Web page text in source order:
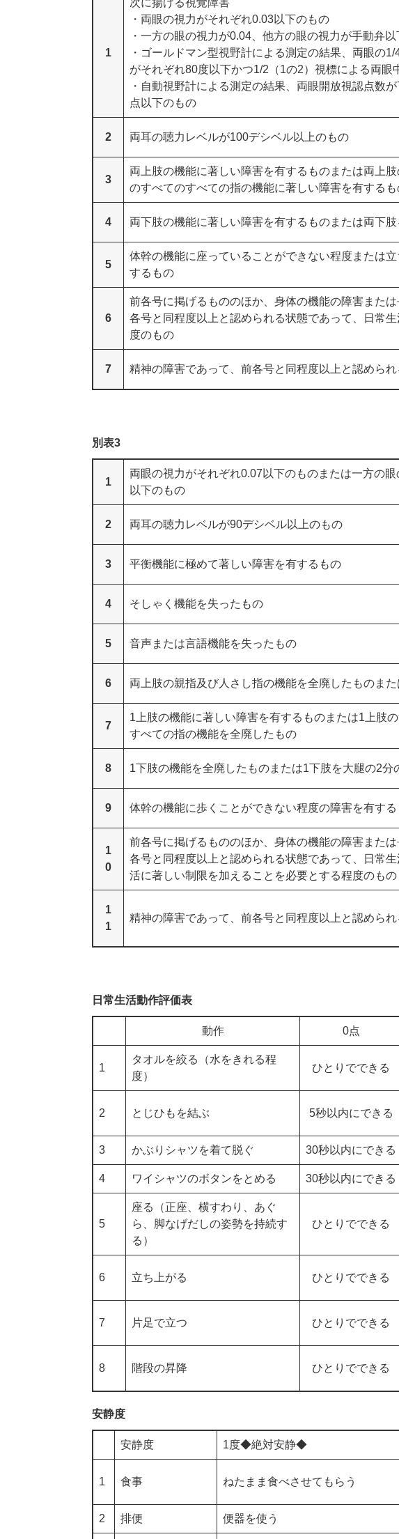
1
次に揚げる視覚障害
・両眼の視力がそれぞれ0.03以下のもの
・一方の眼の視力が0.04、他方の眼の視力が手動弁
・ゴールドマン型視野計による測定の結果、両眼の
がそれぞれ80度以下かつ1/2（1の2）視標による両眼
・自動視野計による測定の結果、両眼開放視認点数
点以下のもの
2 両耳の聴力レベルが100デシベル以上のもの
3
両上肢の機能に著しい障害を有するものまたは両上
のすべてのすべての指の機能に著しい障害を有するも
4 両下肢の機能に著しい障害を有するものまたは両下
5
体幹の機能に座っていることができない程度または
するもの
6
前各号に掲げるもののほか、身体の機能の障害また
各号と同程度以上と認められる状態であって、日常
度のもの
7 精神の障害であって、前各号と同程度以上と認めら
別表3
1
両眼の視力がそれぞれ0.07以下のものまたは一方の
以下のもの
2 両耳の聴力レベルが90デシベル以上のもの
3 平衡機能に極めて著しい障害を有するもの
4 そしゃく機能を失ったもの
5 音声または言語機能を失ったもの
6 両上肢の親指及び人さし指の機能を全廃したものま
7
1上肢の機能に著しい障害を有するものまたは1上肢
すべての指の機能を全廃したもの
8 1下肢の機能を全廃したものまたは1下肢を大腿の2分
9 体幹の機能に歩くことができない程度の障害を有す
1
0
前各号に掲げるもののほか、身体の機能の障害また
各号と同程度以上と認められる状態であって、日常
活に著しい制限を加えることを必要とする程度のもの
1
1
精神の障害であって、前各号と同程度以上と認めら
日常生活動作評価表
動作 0点
1
タオルを絞る（水をきれる程
度）
ひとりでできる
2 とじひもを結ぶ 5秒以内にできる
3 かぶりシャツを着て脱ぐ 30秒以内にできる
4 ワイシャツのボタンをとめる 30秒以内にできる
5
座る（正座、横すわり、あぐ
ら、脚なげだしの姿勢を持続す
る）
ひとりでできる
6 立ち上がる ひとりでできる
7 片足で立つ ひとりでできる
8 階段の昇降 ひとりでできる
安静度
安静度 1度◆絶対安静◆
1 食事 ねたまま食べさせてもらう
2 排便 便器を使う